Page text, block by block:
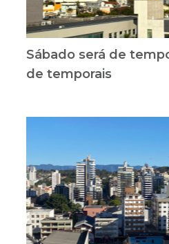
Sábado será de
de temporais